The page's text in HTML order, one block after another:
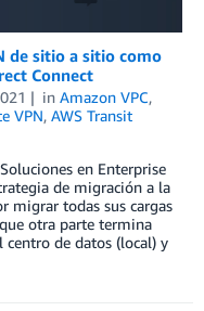
de sitio a sitio como
Connect
in Amazon VPC,
VPN, AWS Transit
en Enterprise
de migración a la
migrar todas sus cargas
otra parte termina
de datos (local) y